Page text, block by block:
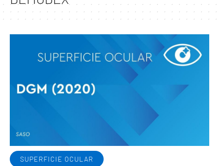
SUPERFICIE OCULAR